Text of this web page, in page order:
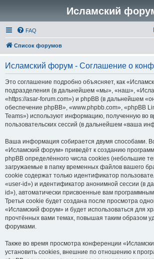
Исламский
FAQ
Список форумов
Исламский форум - Соглашение о
Это соглашение подробно объясняет, как
подразделения (в дальнейшем «мы», «наш»,
«https://asar-forum.com») и phpBB (в дальнейшем
обеспечение phpBB», «www.phpbb.com», «phpBB
Teams») используют информацию, полученную во
пользовательских сессий (в дальнейшем «ваша
Ваша информация собирается двумя способами.
«Исламский форум» приведёт к созданию
phpBB определённого числа cookies (небольшие
загружаемые в папку временных файлов вашего
cookie содержат только идентификатор
«user-id») и идентификатор анонимной сессии (в
id»), автоматически присвоенные вам
Третья cookie будет создана после просмотра
«Исламский форум» и будет использоваться для
прочтённых вами темах, повышая таким образом
форумами.
Также во время просмотра конференции
установить cookies, внешние по отношению к